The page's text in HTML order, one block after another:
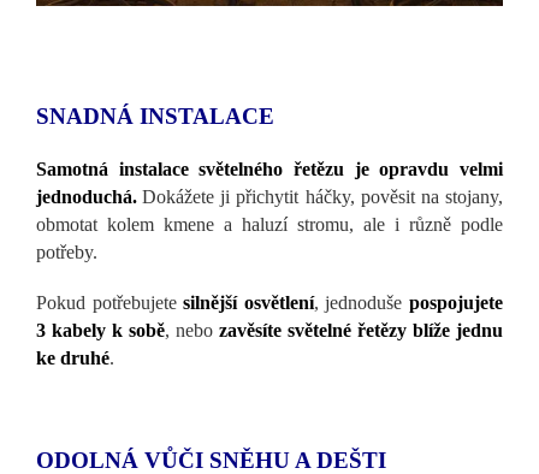
SNADNÁ INSTALACE
Samotná instalace světelného řetězu je opravdu velmi
jednoduchá. Dokážete ji přichytit háčky, pověsit na stojany,
obmotat kolem kmene a haluzí stromu, ale i různě podle
potřeby.
Pokud potřebujetesilnější osvětlení, jednodušepospojujete
3 kabely k sobě, nebo zavěsíte světelné řetězy blíže jednu
ke druhé.
ODOLNÁ VŮČI SNĚHU A DEŠTI